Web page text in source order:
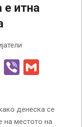
е итна
Telegram
Viber
денеска се
на местото на